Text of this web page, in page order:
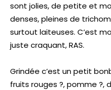
sont jolies, de petite et
denses, pleines de
surtout laiteuses. C’est
juste craquant, RAS.
Grindée c’est un petit
fruits rouges ?, pomme ?,